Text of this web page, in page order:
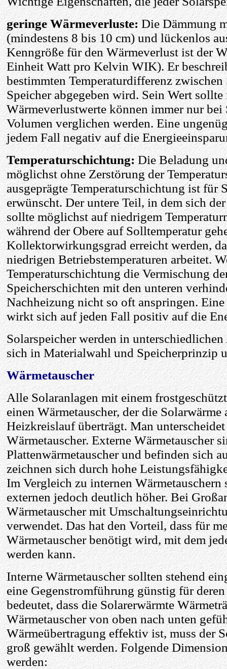
geringe Wärmeverluste:Die Dämmung
(mindestens 8 bis 10 cm) und lückenlos
Kenngröße für den Wärmeverlust ist der
Einheit Watt pro Kelvin WIK). Er
bestimmten Temperaturdifferenz
Speicher abgegeben wird. Sein Wert
Wärmeverlustwerte können immer nur
Volumen verglichen werden. Eine
jedem Fall negativ auf die
Temperaturschichtung:Die Beladung
möglichst ohne Zerstörung der
ausgeprägte Temperaturschichtung ist für
erwünscht. Der untere Teil, in dem sich
sollte möglichst auf niedrigem
während der Obere auf Solltemperatur
Kollektorwirkungsgrad erreicht werden,
niedrigen Betriebstemperaturen arbeitet.
Temperaturschichtung die Vermischung
Speicherschichten mit den unteren
Nachheizung nicht so oft anspringen.
wirkt sich auf jeden Fall positiv auf die
Solarspeicher werden in
sich in Materialwahl und Speicherprinzip
Wärmetauscher
Alle Solaranlagen mit einem
einen Wärmetauscher, der die
Heizkreislauf überträgt. Man
Wärmetauscher. Externe Wärmetauscher
Plattenwärmetauscher und befinden sich
zeichnen sich durch hohe
Im Vergleich zu internen
externen jedoch deutlich höher. Bei
Wärmetauscher mit
verwendet. Das hat den Vorteil, dass für
Wärmetauscher benötigt wird, mit dem
werden kann.
Interne Wärmetauscher sollten stehend
eine Gegenstromführung günstig für
bedeutet, dass die Solarerwärmte
Wärmetauscher von oben nach unten
Wärmeübertragung effektiv ist, muss der
groß gewählt werden. Folgende
werden: